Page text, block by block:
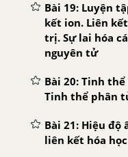
Bài 19: Luyện
kết ion. Liên
trị. Sự lai hóa
nguyên tử
Bài 20: Tinh
Tinh thể phân
Bài 21: Hiệu độ
liên kết hóa học